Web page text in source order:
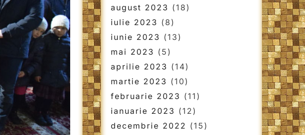
august 2023 (18)
iulie 2023 (8)
iunie 2023 (13)
mai 2023 (5)
aprilie 2023 (14)
martie 2023 (10)
februarie 2023 (11)
ianuarie 2023 (12)
decembrie 2022 (15)